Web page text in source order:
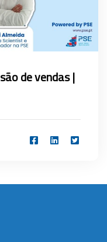
de vendas |